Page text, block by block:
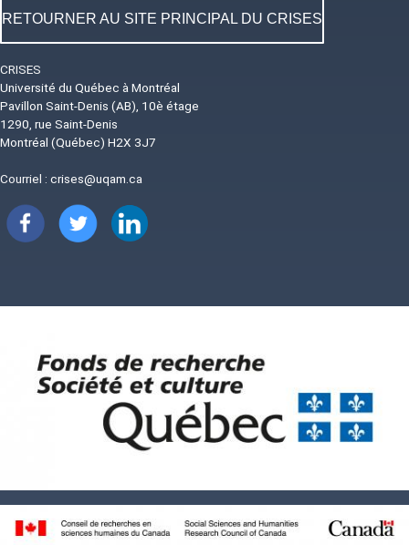
RETOURNER AU SITE PRINCIPAL DU CRISES
CRISES
Université du Québec à Montréal
Pavillon Saint-Denis (AB), 10è étage
1290, rue Saint-Denis
Montréal (Québec) H2X 3J7
Courriel : crises@uqam.ca
Image Image Image
Image